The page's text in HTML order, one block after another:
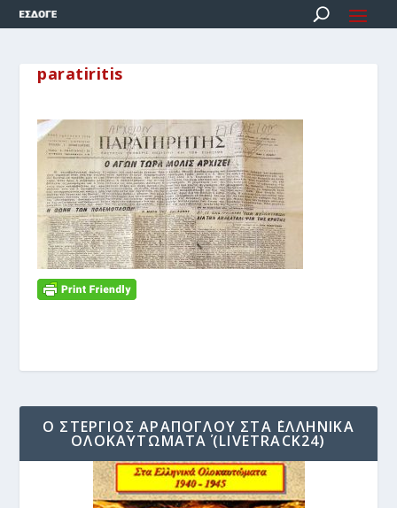
paratiritis
Ο ΣΤΈΡΓΙΟΣ ΑΡΆΠΟΓΛΟΥ ΣΤΑ ΄ΕΛΛΗΝΙΚΆ
ΟΛΟΚΑΥΤΏΜΑΤΑ΄ (LIVETRACK24)